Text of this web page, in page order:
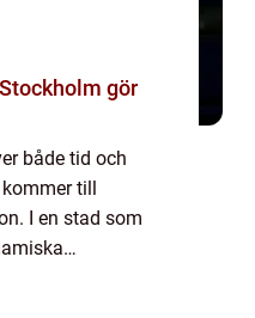
gör
både tid och
till
I en stad som